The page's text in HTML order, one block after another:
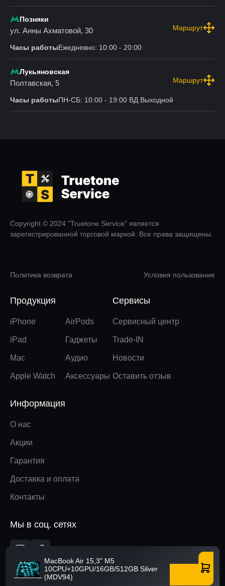
MacBook Air 15,3" M5
10CPU+10GPU/16GB/512GB Silver
(MDV94)
Позняки
ул. Анны Ахматовой, 30 Маршрут
Часы работыЕжедневно: 10:00 - 20:00
Лукьяновская
Полтавская, 5 Маршрут
Часы работыПН-СБ: 10:00 - 19:00 ВД Выходной
Copyright © 2024 "Truetone Service" является
зарегистрированной торговой маркой. Все права защищены.
Политика возврата Условия пользование
Продукция
iPhone
iPad
Mac
Apple Watch
AirPods
Гаджеты
Аудио
Аксессуары
Сервисы
Сервисный центр
Trade-IN
Новости
Оставить отзыв
Информация
О нас
Акции
Гарантия
Доставка и оплата
Контакты
Мы в соц. сетях
Вверх